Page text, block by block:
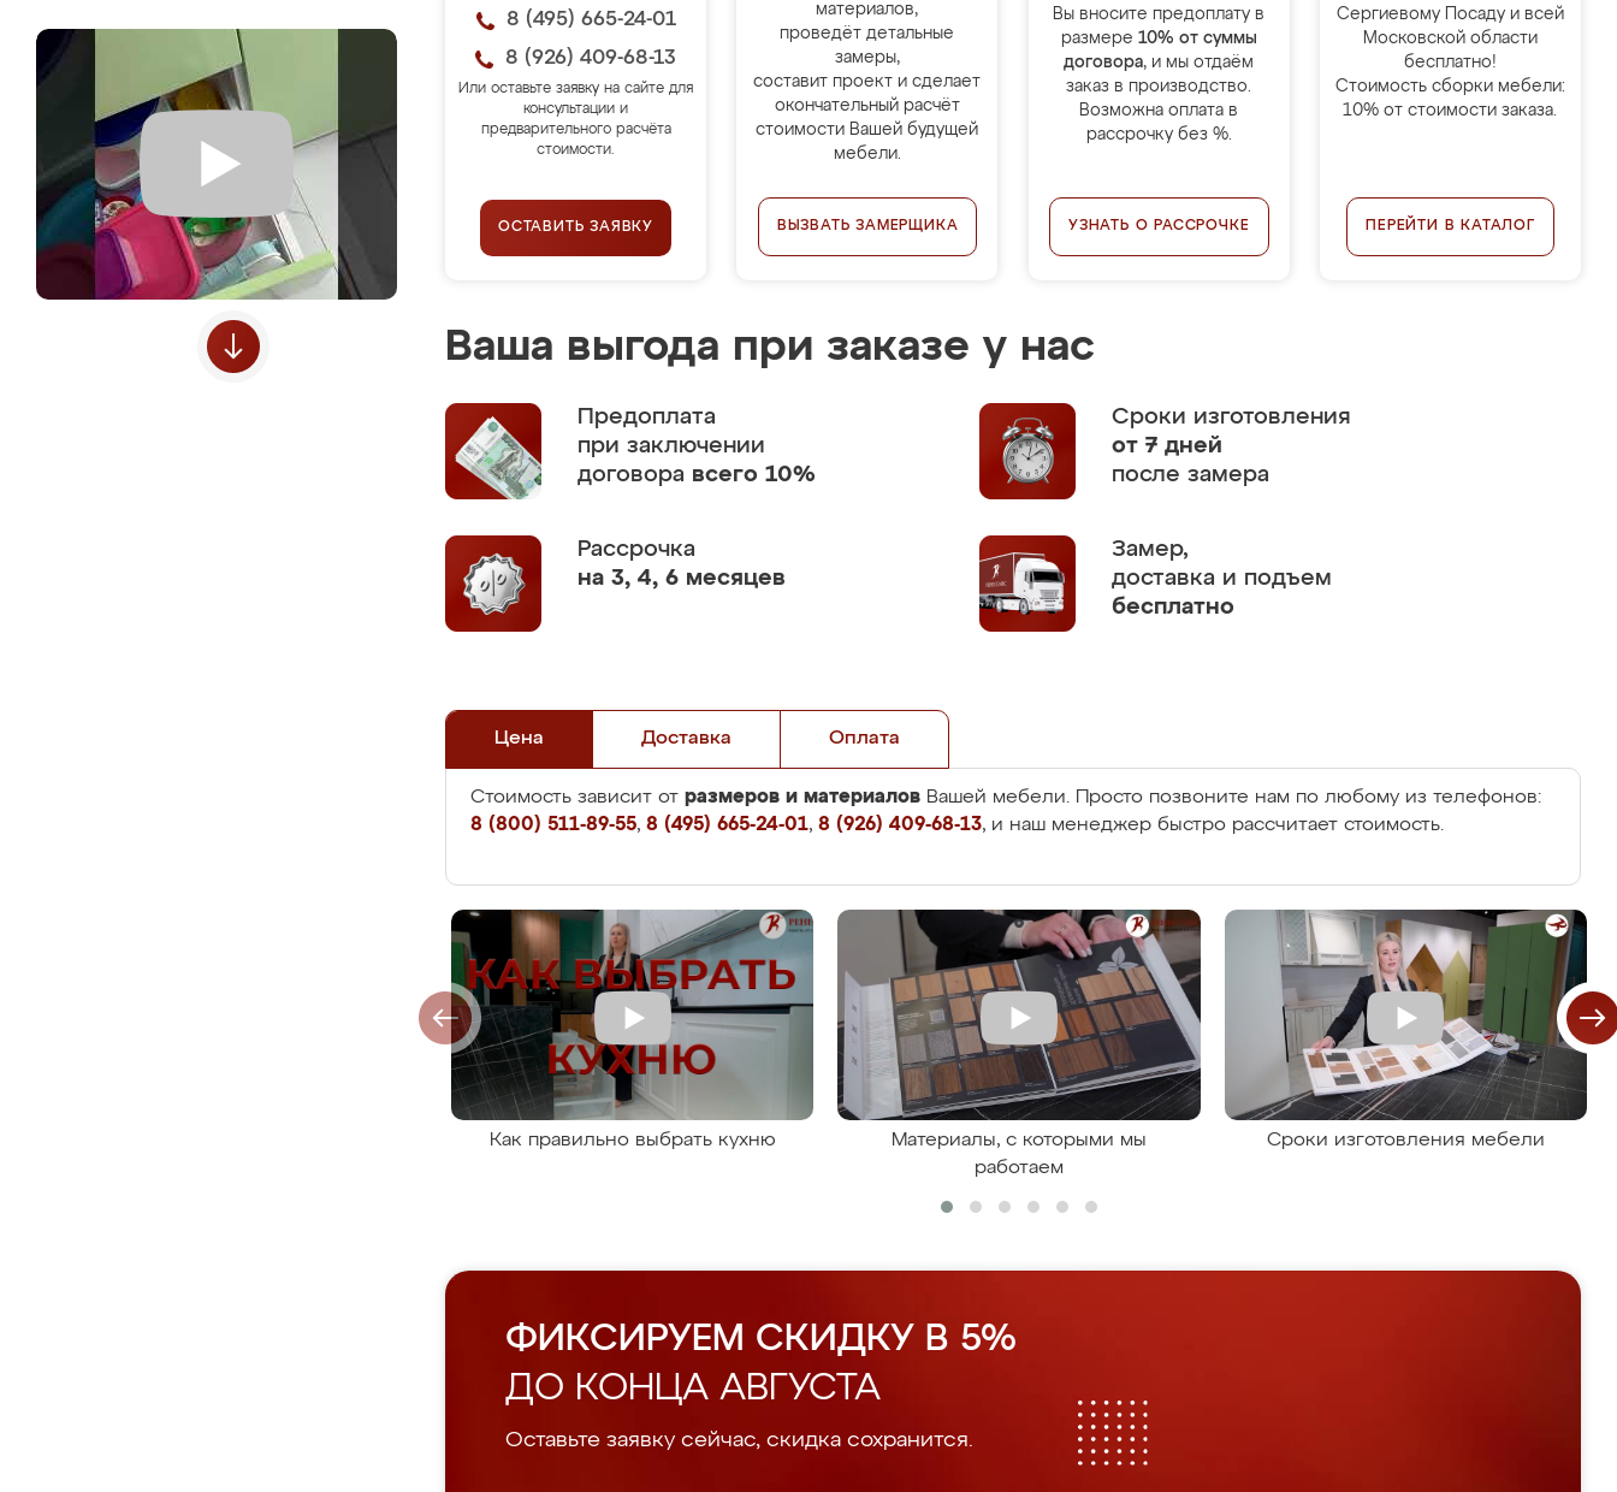
8 (495) 665-24-01
8 (926) 409-68-13
Или оставьте заявку на сайте для
консультации и
предварительного расчёта
стоимости.
ОСТАВИТЬ ЗАЯВКУ
материалов,
проведёт детальные
замеры,
составит проект и сделает
окончательный расчёт
стоимости Вашей будущей
мебели.
ВЫЗВАТЬ ЗАМЕРЩИКА
Вы вносите предоплату в
размере 10% от суммы
договора, и мы отдаём
заказ в производство.
Возможна оплата в
рассрочку без %.
УЗНАТЬ О РАССРОЧКЕ
Сергиевому Посаду и всей
Московской области
бесплатно!
Стоимость сборки мебели:
10% от стоимости заказа.
ПЕРЕЙТИ В КАТАЛОГ
Ваша выгода при заказе у нас
Предоплата
при заключении
договора всего 10%
Сроки изготовления
от 7 дней
после замера
Рассрочка
на 3, 4, 6 месяцев
Замер,
доставка и подъем
бесплатно
Цена Доставка Оплата
Стоимость зависит от размеров и материалов Вашей мебели. Просто позвоните нам по любому из телефонов:
8 (800) 511-89-55, 8 (495) 665-24-01, 8 (926) 409-68-13, и наш менеджер быстро рассчитает стоимость.
Как правильно выбрать кухню
Материалы, с которыми мы
работаем
Сроки изготовления мебели
ФИКСИРУЕМ СКИДКУ В 5%
ДО КОНЦА АВГУСТА
Оставьте заявку сейчас, скидка сохранится.